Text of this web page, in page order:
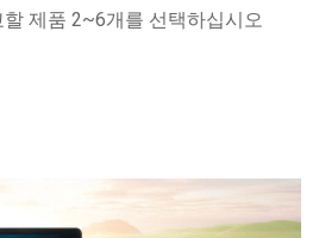
제품 2~6개를 선택하십시오